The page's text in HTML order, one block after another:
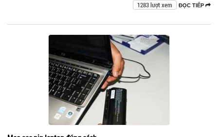
ĐỌC TIẾP
1283 lượt xem